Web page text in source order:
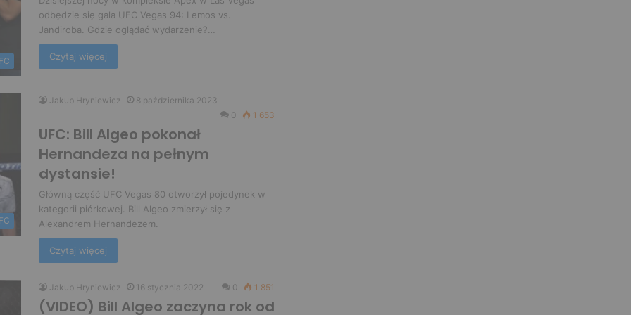
odbędzie się gala UFC Vegas 94: Lemos vs.
Jandiroba. Gdzie oglądać wydarzenie?…
Czytaj więcej
Jakub Hryniewicz
8 października 2023
0
1 653
UFC: Bill Algeo pokonał
Hernandeza na pełnym
dystansie!
Główną część UFC Vegas 80 otworzył pojedynek w
kategorii piórkowej. Bill Algeo zmierzył się z
Alexandrem Hernandezem.
Czytaj więcej
Jakub Hryniewicz 16 stycznia 2022 0 1 851
(VIDEO) Bill Algeo zaczyna rok od